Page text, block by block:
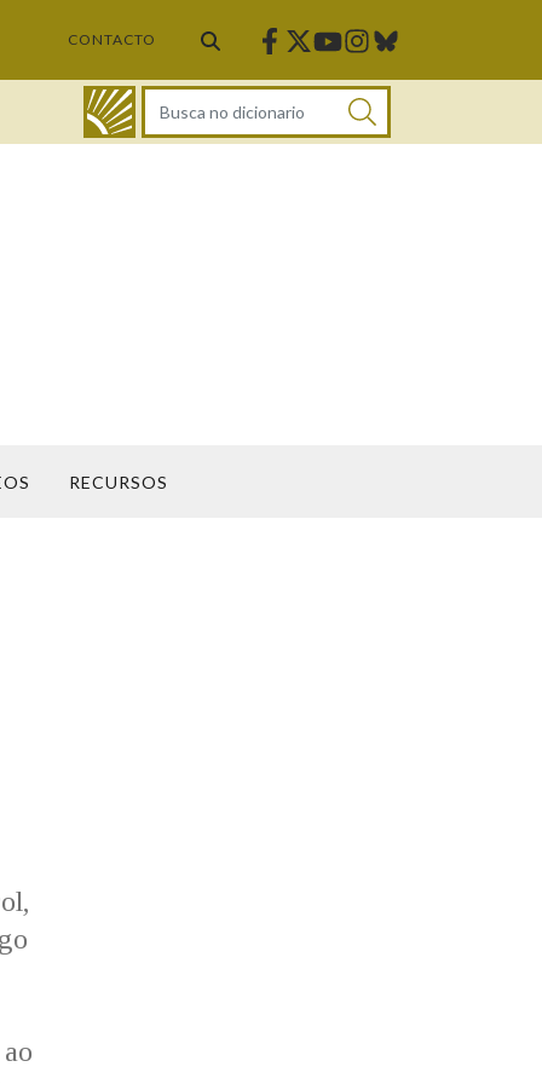
CONTACTO Facebook
Twitter
Youtube
Instagram
Bluesky
DICIONARIO
RECURSOS